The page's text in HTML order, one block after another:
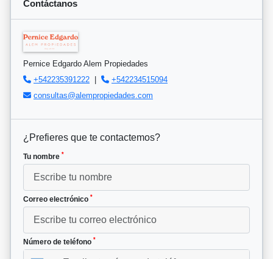
Contáctanos
Pernice Edgardo Alem Propiedades
+542235391222 |
+542234515094
consultas@alempropiedades.com
¿Prefieres que te contactemos?
Tu nombre *
Correo electrónico *
Número de teléfono *